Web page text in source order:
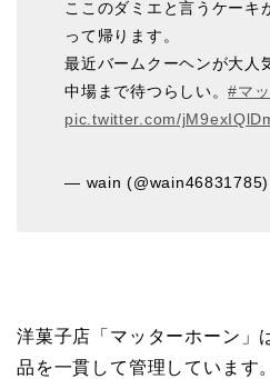
ここのダミエと言うケーキ
って帰ります。
最近バームクーヘンが大人
中場まで待つらしい。#マ
pic.twitter.com/
— wain (@wain46831785)
洋菓子店「マッターホーン」
品を一貫して管理しています。